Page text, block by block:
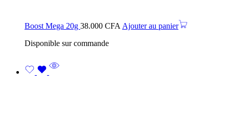
Boost Mega 20g 38.000 CFA Ajouter au panier
Disponible sur commande